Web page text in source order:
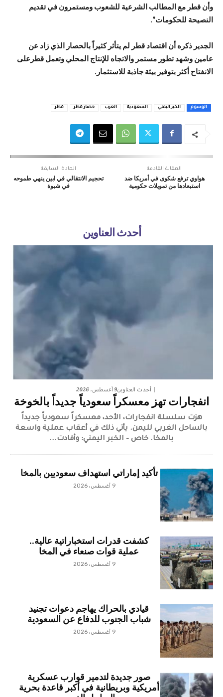
وأن قطر مع المطالب الشرعية للشعوب ومستمرون في تقديم
النصيحة للحكومات”.
الجدير ذكره أن اقتصاد قطر لم يتأثر كثيراً بالحصار الذي زاد عن
عامين وشهد تطور مستمر والاتجاه للإنتاج المحلي وتعمل قطرعلى
الانفتاح أكثر بتوفير بيئة جاذبة للاستثمار.
الوسوم الخبر اليمني السعودية العرب حصار قطر قطر
المادة السابقة
تحجيم الانتقالي في ابين ينهي طموحه
في شبوة
المقالة القادمة
هواوي ترفع شكوى في أمريكا ضد
استبعادها من تمويلات حكومية
أحدث العناوين
أحدث العناوين9 أغسطس، 2026
انفجارات تهز معسكراً سعودياً جديداً بالخوخة
هزت سلسلة انفجارات، الأحد، معسكراً سعودياً جديداً
بالساحل الغربي لليمن. يأتي ذلك في أعقاب عملية واسعة
بالمخا. خاص – الخبر اليمني: وأفادت...
تأكيد إماراتي استهداف سعوديين بالمخا
9 أغسطس، 2026
كشفت قدرات استخباراتية عالية..
عملية قوات صنعاء في المخا
9 أغسطس، 2026
قيادي بالحراك يهاجم دعوات تجنيد
شباب الجنوب للدفاع عن السعودية
9 أغسطس، 2026
صور جديدة لتدمير قوارب عسكرية
أمريكية وبريطانية في أكبر قاعدة بحرية